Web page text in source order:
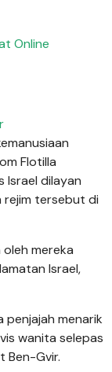
Online
Flotilla
Israel dilayan
rejim tersebut di
mereka
Israel,
penjajah menarik
wanita selepas
Ben-Gvir.